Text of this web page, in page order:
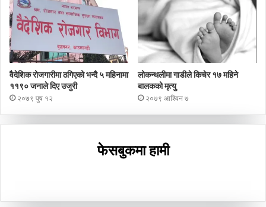
वैदेशिक रोजगारीमा ठगिएको भन्दै ५ महिनामा
११९० जनाले दिए उजुरी
२०७९ पुष १२
लोकन्थलीमा गाडीले किचेर १७ महिने
बालकको मृत्यु
२०७९ आश्विन ७
फेसबुकमा हामी